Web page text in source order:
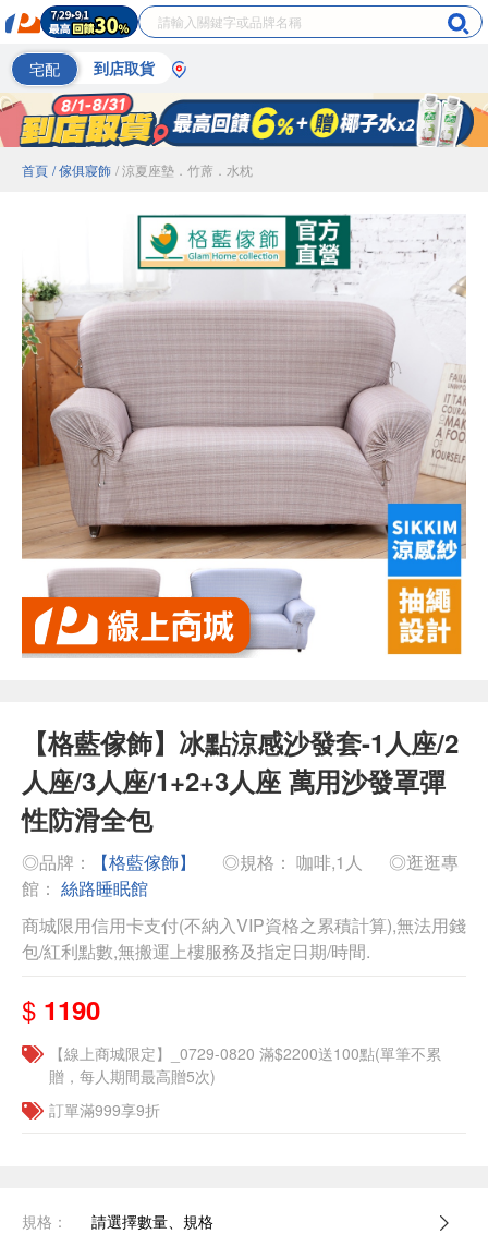
宅配 到店取貨
首頁 / 傢俱寢飾 / 涼夏座墊．竹蓆．水枕
【格藍傢飾】冰點涼感沙發套-1人座/2
人座/3人座/1+2+3人座 萬用沙發罩彈
性防滑全包
◎品牌： 【格藍傢飾】 ◎規格： 咖啡,1人
◎逛逛專
館： 絲路睡眠館
商城限用信用卡支付(不納入VIP資格之累積計算),無法用錢
包/紅利點數,無搬運上樓服務及指定日期/時間.
$ 1190
【線上商城限定】_0729-0820 滿$2200送100點(單筆不累
贈，每人期間最高贈5次)
訂單滿999享9折
規格： 請選擇數量、規格